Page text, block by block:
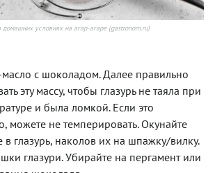
условиях на агар-агаре (gastronom.ru)
с шоколадом. Далее правильно
эту массу, чтобы глазурь не таяла при
и была ломкой. Если это
можете не темперировать. Окунайте
в глазурь, наколов их на шпажку/вилку.
глазури. Убирайте на пергамент или